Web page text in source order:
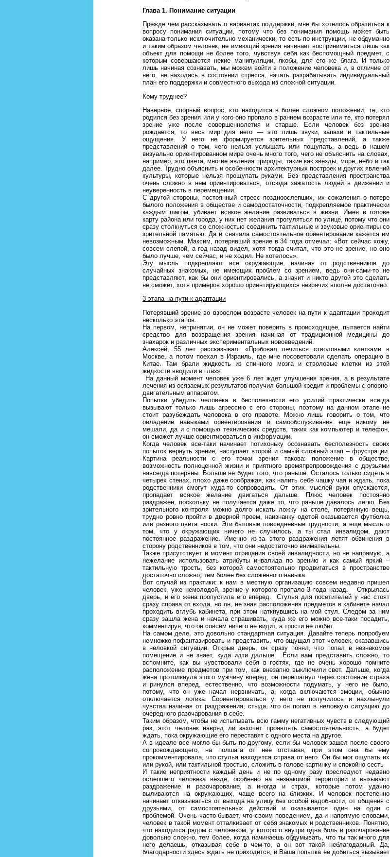
Глава 1. Понимание ситуации
Прежде чем рассказывать о вариантах поддержки, мне бы хотелось обратиться к
вопросу понимания ситуации, потому что без понимания помощь может быть
оказана только исключительно механически, то есть по инструкции, не обдуманно
и таким образом человек, не имеющий зрения начинает восприниматься лишь как
объект для помощи не более того, чувствуя себя как беспомощный предмет, с
которым совершаются некие манипуляции, якобы, для его же блага. И только
лишь начиная сознавать, мы можем войти в положение человека и, в отличие от
него, не находясь в состоянии стресса, начать разрабатывать индивидуальный
план его поддержки и совместного выхода из сложной ситуации.
Кому труднее?
Наверное, спорный вопрос, кто находится в более сложном положении: те, кто
родился без зрения или у кого оно пропало в раннем возрасте или те, кто потерял
зрение уже после совершеннолетия и старше. Если человек без зрения
рождается, то весь мир для него — это лишь звуки, запахи и тактильные
ощущения. У него не формируется зрительных представлений, а также
представлений о том, чего нельзя услышать или пощупать, а ведь в нашем
визуально ориентированном мире очень много того, чего не объяснить на словах,
например, это цвета, многие явления природы, такие как звезды, море, небо и так
далее. Трудно объяснить и особенности архитектурных построек и других явлений
культуры, которые нельзя прощупать руками. Без представления пространства
очень сложно в нем ориентироваться, отсюда зажатость людей в движении и
неуверенность в перемещении.
С другой стороны, постоянный стресс поздноослепших, их сожаления о потере
былого положения в обществе и самодостаточности, подкрепляемое практически
каждым шагом, убивает всякое желание развиваться в жизни. Имея в голове
карту района или города, у них нет желания прогуляться по улице, потому что они
сразу столкнуться со сложностью соединить тактильные и звуковые ориентиры со
зрительной памятью. Да и сначала самостоятельное ориентирование кажется им
невозможным. Максим, потерявший зрение в 34 года отмечал: «Вот сейчас хожу,
совсем слепой, а год назад видел, хотя тогда считал, что это не зрение, но оно
было лучше, чем сейчас, и не ходил. Не хотелось».
Эту мысль подкрепляют все окружающие, начиная от родственников до
случайных знакомых, не имеющих проблем со зрением, ведь они-сами-то не
представляют, как бы они ориентировались, а значит и никто другой это сделать
не сможет, хотя примеров хорошо ориентирующихся незрячих вполне достаточно.
3 этапа на пути к адаптации
Потерявший зрение во взрослом возрасте человек на пути к адаптации проходит
несколько этапов.
На первом, непринятии, он не может поверить в происходящее, пытается найти
средство для возвращения зрения начиная от традиционной медицины до
знахарок и различных экспериментальных нововведений.
Алексей, 55 лет рассказывал: «Пробовал лечиться стволовыми клетками в
Москве, а потом поехал в Израиль, где мне посоветовали сделать операцию в
Китае. Там брали жидкость из спинного мозга и стволовые клетки из этой
жидкости вводили в глаз».
На данный момент человек уже 6 лет ждет улучшения зрения, а в результате
лечения из осязаемых результатов получил большой кредит и проблемы с опорно-
двигательным аппаратом.
Попытки убедить человека в бесполезности его усилий практически всегда
вызывают только лишь агрессию с его стороны, поэтому на данном этапе не
стоит разубеждать человека в его правоте. Можно лишь говорить о том, что
овладение навыками ориентирования и самообслуживания еще никому не
мешали, да и с помощью технических средств, таких как компьютер и телефон,
он сможет лучше ориентироваться в информации.
Когда человек все-таки начинает потихоньку осознавать бесполезность своих
попыток вернуть зрение, наступает второй и самый сложный этап – фрустрации.
Картина реальности с его точки зрения такова: положение в обществе,
возможность полноценной жизни и приятного времяпрепровождения с друзьями
навсегда потеряны. Больше не будет того, что раньше. Осталось только сидеть в
четырех стенах, плохо даже соображая, как налить себе чашку чая и ждать, пока
родственники смогут куда-то сопроводить. От этих мыслей руки опускаются,
пропадает всякое желание двигаться дальше. Плюс человек постоянно
раздражен, поскольку не получается даже то, что раньше давалось легко. Без
зрительного контроля можно долго искать ложку на столе, потерянную вещь,
трудно ровно пройти в дверной проем, наизнанку одетой оказывается футболка
или разного цвета носки. Эти бытовые повседневные трудности, а еще мысль о
том, что у окружающих ничего не случилось, а ты стал инвалидом, дают
постоянное раздражение. Именно из-за этого раздражения летят обвинения в
сторону родственников в том, что они недостаточно внимательны.
Также присутствует и момент отрицания своей инвалидности, но не напрямую, а
нежелание использовать атрибуты инвалида по зрению и как самый яркий –
тактильную трость, без которой самостоятельно продвигаться в пространстве
достаточно сложно, тем более без сложенного навыка.
Вот случай из практики: к нам в местную организацию совсем недавно пришел
человек, уже немолодой, зрение у которого пропало 3 года назад. Открылась
дверь, и его жена пропустила его вперед. Стулья для посетителей у нас стоят
сразу справа от входа, но он, не зная расположения предметов в кабинете начал
проходить вглубь кабинета, при этом наткнувшись на мой стул. Следом за ним
сразу зашла жена и начала спрашивать, куда же его можно все-таки посадить,
комментируя, что он совсем ничего не видит, а трости не любит.
На самом деле, это довольно стандартная ситуация. Давайте теперь попробуем
немножко пофантазировать и представить, что ощущал этот человек, оказавшись
в неловкой ситуации. Открыв дверь, он сразу понял, что попал в незнакомое
помещение и не знает, куда идти дальше. Если вам представить сложно, то
вспомните, как вы чувствовали себя в гостях, где не очень хорошо помните
расположение предметов при том, как внезапно выключили свет. Дальше, когда
жена протолкнула этого мужчину вперед, он перешагнул через состояние страха
и ринулся вперед, естественно, что возможности подумать, у него не было,
потому, что он уже начал нервничать, а, когда включаются эмоции, обычно
отключается логика. Сориентироваться у него не получилось и нахлынули
чувства начиная от раздражения, стыда, что он попал в неловкую ситуацию до
очередного разочарования в себе.
Таким образом, чтобы не испытывать всю гамму негативных чувств в следующий
раз, этот человек навряд ли захочет проявлять самостоятельность, а будет
ждать, пока окружающие его переставят с одного места на другое.
А в идеале все могло бы быть по-другому, если бы человек зашел после своего
сопровождающего, на полшага от нее отставая, при этом она бы ему
прокомментировала, что стулья находятся справа от него. Он бы мог ощупать их
или рукой, или тактильной тростью, сложить в голове картинку и спокойно сесть
И такие неприятности каждый день и не по одному разу преследуют недавно
ослепшего человека везде, особенно на незнакомой территории и вызывают
раздражение и разочарование, а иногда и страх, которые потом удачно
выливаются на окружающих, чаще всего на близких. И человек постепенно
начинает отказываться от выхода на улицу без особой надобности, от общения с
друзьями, от самостоятельных действий и оказывается один на один с
проблемой. Очень часто бывает, что своим поведением, да и напрямую словами,
человек в такой момент отталкивает от себя знакомых и родственников. Понятно,
что находится рядом с человеком, у которого внутри одна боль и разочарование
довольно сложно, тем более, когда начинаешь обдумывать, что ты так много для
него делаешь, отказывая себе в чем-то, а он вот такой неблагодарный. Да,
благодарности здесь ждать не приходится, и Ваша попытка ее добиться вызывает